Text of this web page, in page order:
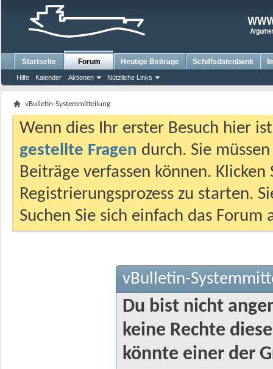
Startseite Forum
Hilfe Kalender Aktionen Nützliche Links
Heutige Beiträge Schiffsdatenbank
vBulletin-Systemmitteilung
Wenn dies Ihr erster Besuch hier
gestellte Fragen durch. Sie
Beiträge verfassen können.
Registrierungsprozess zu starten.
Suchen Sie sich einfach das
vBulletin-
Du bist nicht
keine Rechte
könnte einer der